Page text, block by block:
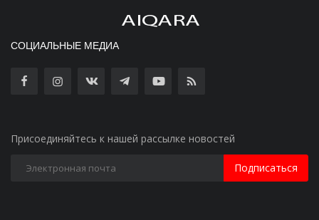
СОЦИАЛЬНЫЕ МЕДИА
Присоединяйтесь к нашей рассылке новостей
Подписаться